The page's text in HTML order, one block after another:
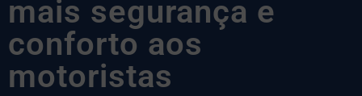
mais segurança e
conforto aos
motoristas